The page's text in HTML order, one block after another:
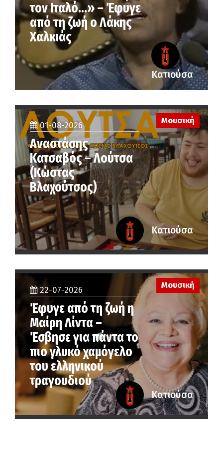
τον Ιταλό…» – Έφυγε
από τη ζωή ο Λάκης
Χαλκιάς
Κατιούσα
01-08-2026
Αναστάσης
Κατσαβός – Λούτσα
(Κώστας
Βλαχούτσος)
Μουσική
Κατιούσα
22-07-2026
Έφυγε από τη ζωή η
Μαίρη Λίντα –
Έσβησε για πάντα το
πιο γλυκό χαμόγελο
του ελληνικού
τραγουδιού
Μουσική
Κατιούσα